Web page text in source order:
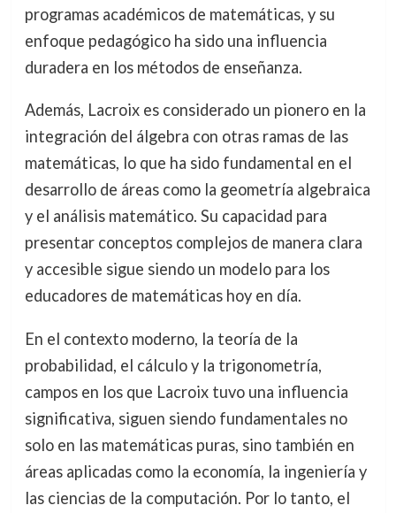
programas académicos de matemáticas, y su
enfoque pedagógico ha sido una influencia
duradera en los métodos de enseñanza.
Además, Lacroix es considerado un pionero en la
integración del álgebra con otras ramas de las
matemáticas, lo que ha sido fundamental en el
desarrollo de áreas como la geometría algebraica
y el análisis matemático. Su capacidad para
presentar conceptos complejos de manera clara
y accesible sigue siendo un modelo para los
educadores de matemáticas hoy en día.
En el contexto moderno, la teoría de la
probabilidad, el cálculo y la trigonometría,
campos en los que Lacroix tuvo una influencia
significativa, siguen siendo fundamentales no
solo en las matemáticas puras, sino también en
áreas aplicadas como la economía, la ingeniería y
las ciencias de la computación. Por lo tanto, el